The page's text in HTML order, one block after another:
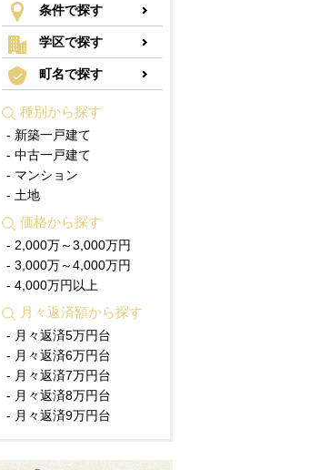
条件で探す
学区で探す
町名で探す
種別から探す
- 新築一戸建て
- 中古一戸建て
- マンション
- 土地
価格から探す
- 2,000万～3,000万円
- 3,000万～4,000万円
- 4,000万円以上
月々返済額から探す
- 月々返済5万円台
- 月々返済6万円台
- 月々返済7万円台
- 月々返済8万円台
- 月々返済9万円台